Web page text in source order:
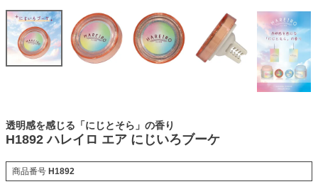
透明感を感じる「にじとそら」の香り
H1892 ハレイロ エア にじいろブーケ
商品番号 H1892